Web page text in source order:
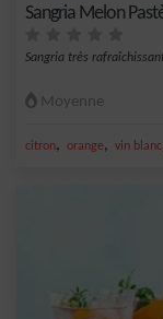
Sangria Melon
Sangria très
Moyenne
citron, orange, vin blanc